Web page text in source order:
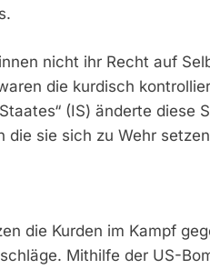
nicht ihr Recht auf
die kurdisch
(IS) änderte diese
die sie sich zu Wehr
die Kurden im Kampf
Mithilfe der US-